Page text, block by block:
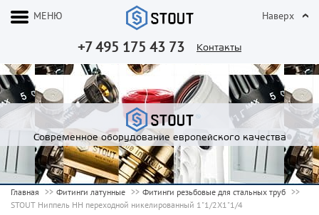
+7 495 175 43 73 Контакты
МЕНЮ Наверх
Современное оборудование европейского качества
Главная Фитинги латунные
Фитинги резьбовые для стальных труб
STOUT Ниппель НН переходной никелированный 1"1/2X1"1/4